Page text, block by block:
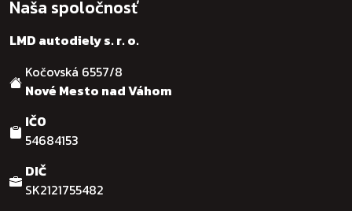
Naša spoločnosť
LMD autodiely s. r. o.
Kočovská 6557/8
Nové Mesto nad Váhom
IČO
54684153
DIČ
SK2121755482